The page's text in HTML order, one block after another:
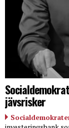
jävsrisker